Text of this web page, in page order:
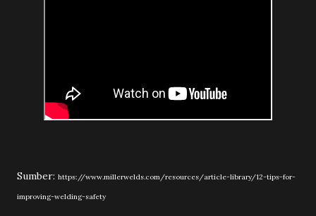
Sumber: https://www.millerwelds.com/resources/article-library/12-tips-for-
improving-welding-safety